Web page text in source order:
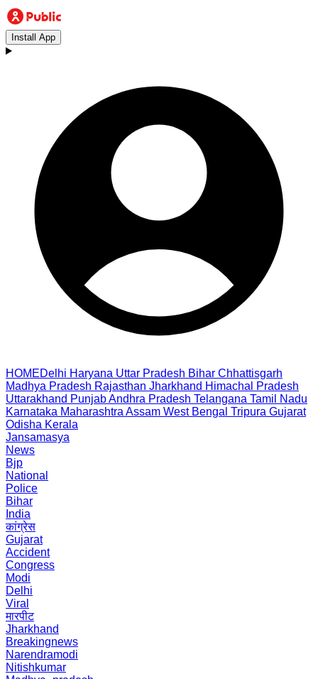
Install App
HOMEDelhi Haryana Uttar Pradesh Bihar Chhattisgarh
Madhya Pradesh Rajasthan Jharkhand Himachal Pradesh
Uttarakhand PunjabAndhra Pradesh Telangana Tamil Nadu
Karnataka Maharashtra Assam West Bengal Tripura Gujarat
Odisha Kerala
Jansamasya
News
Bjp
National
Police
Bihar
India
कांग्रेस
Gujarat
Accident
Congress
Modi
Delhi
Viral
मारपीट
Jharkhand
Breakingnews
Narendramodi
Nitishkumar